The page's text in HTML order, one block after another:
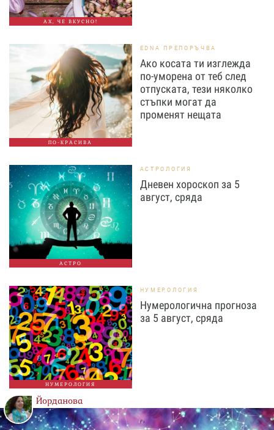
АХ, ЧЕ ВКУСНО!
ПО-КРАСИВА
EDNA ПРЕПОРЪЧВА
Ако косата ти изглежда
по-уморена от теб след
отпуската, тези няколко
стъпки могат да
променят нещата
АСТРО
АСТРОЛОГИЯ
Дневен хороскоп за 5
август, сряда
НУМЕРОЛОГИЯ
НУМЕРОЛОГИЯ
Нумерологична прогноза
за 5 август, сряда
Йорданова